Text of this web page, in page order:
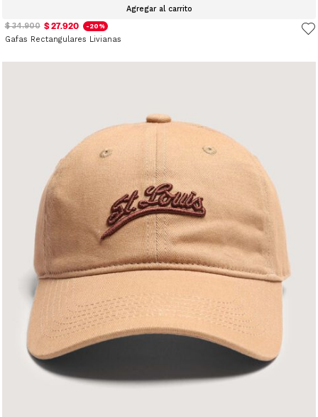
Agregar al carrito
$ 34.900 $ 27.920 -20%
Gafas Rectangulares Livianas